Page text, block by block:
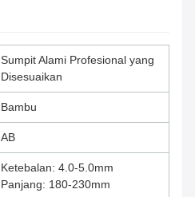
Sumpit Alami Profesional yang
Disesuaikan
Bambu
AB
Ketebalan: 4.0-5.0mm
Panjang: 180-230mm